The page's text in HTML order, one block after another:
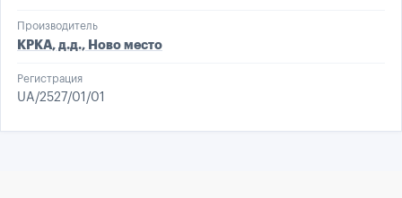
Производитель
КРКА, д.д., Ново место
Регистрация
UA/2527/01/01